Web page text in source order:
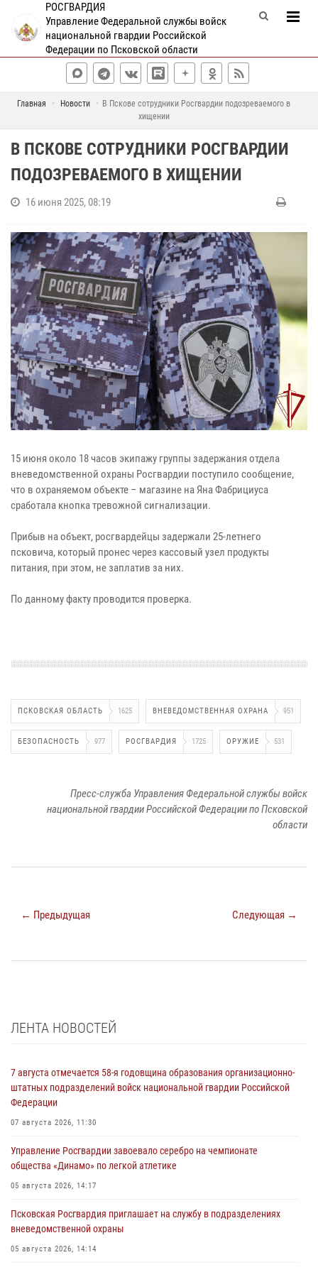
РОСГВАРДИЯ
Управление Федеральной службы войск
национальной гвардии Российской
Федерации по Псковской области
Главная Новости
В Пскове сотрудники Росгвардии подозреваемого в
хищении
В ПСКОВЕ СОТРУДНИКИ РОСГВАРДИИ
ПОДОЗРЕВАЕМОГО В ХИЩЕНИИ
16 июня 2025, 08:19
15 июня около 18 часов экипажу группы задержания отдела
вневедомственной охраны Росгвардии поступило сообщение,
что в охраняемом объекте – магазине на Яна Фабрициуса
сработала кнопка тревожной сигнализации.
Прибыв на объект, росгвардейцы задержали 25-летнего
псковича, который пронес через кассовый узел продукты
питания, при этом, не заплатив за них.
По данному факту проводится проверка.
ПСКОВСКАЯ ОБЛАСТЬ 1625 ВНЕВЕДОМСТВЕННАЯ ОХРАНА 951
БЕЗОПАСНОСТЬ 977 РОСГВАРДИЯ 1725 ОРУЖИЕ 531
Пресс-служба Управления Федеральной службы войск
национальной гвардии Российской Федерации по Псковской
области
← Предыдущая Следующая →
ЛЕНТА НОВОСТЕЙ
7 августа отмечается 58-я годовщина образования организационно-
штатных подразделений войск национальной гвардии Российской
Федерации
07 августа 2026, 11:30
Управление Росгвардии завоевало серебро на чемпионате
общества «Динамо» по легкой атлетике
05 августа 2026, 14:17
Псковская Росгвардия приглашает на службу в подразделениях
вневедомственной охраны
05 августа 2026, 14:14